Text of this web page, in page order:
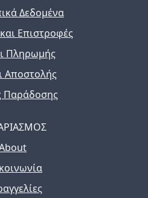
Δεδομένα
Επιστροφές
Πληρωμής
Αποστολής
Παράδοσης